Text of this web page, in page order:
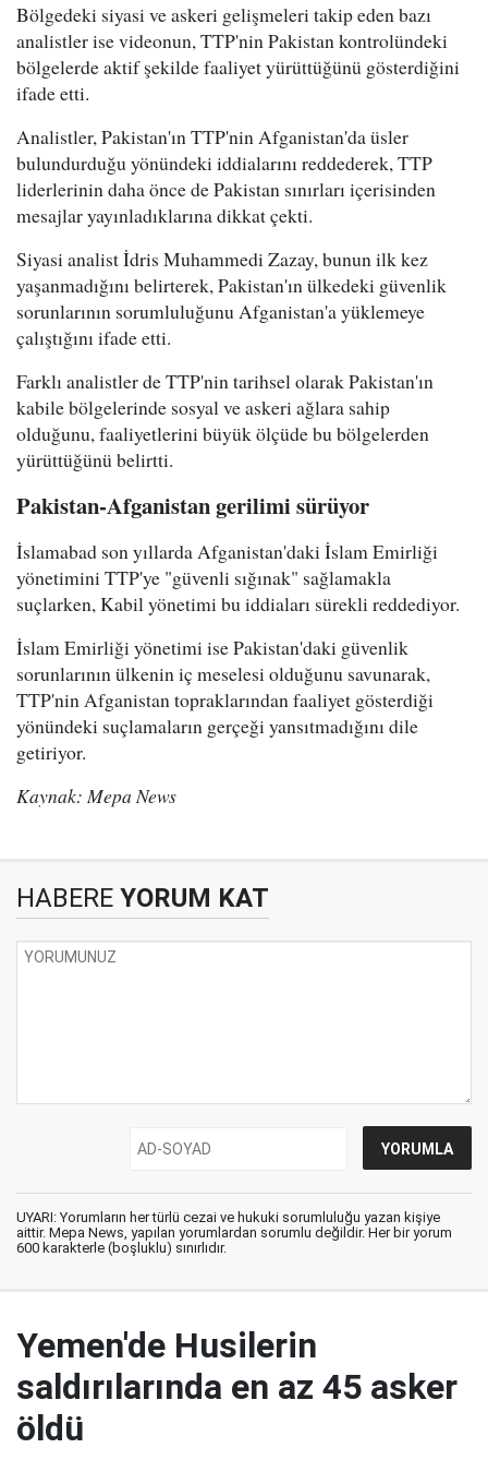
Bölgedeki siyasi ve askeri gelişmeleri takip eden bazı
analistler ise videonun, TTP'nin Pakistan kontrolündeki
bölgelerde aktif şekilde faaliyet yürüttüğünü gösterdiğini
ifade etti.
Analistler, Pakistan'ın TTP'nin Afganistan'da üsler
bulundurduğu yönündeki iddialarını reddederek, TTP
liderlerinin daha önce de Pakistan sınırları içerisinden
mesajlar yayınladıklarına dikkat çekti.
Siyasi analist İdris Muhammedi Zazay, bunun ilk kez
yaşanmadığını belirterek, Pakistan'ın ülkedeki güvenlik
sorunlarının sorumluluğunu Afganistan'a yüklemeye
çalıştığını ifade etti.
Farklı analistler de TTP'nin tarihsel olarak Pakistan'ın
kabile bölgelerinde sosyal ve askeri ağlara sahip
olduğunu, faaliyetlerini büyük ölçüde bu bölgelerden
yürüttüğünü belirtti.
Pakistan-Afganistan gerilimi sürüyor
İslamabad son yıllarda Afganistan'daki İslam Emirliği
yönetimini TTP'ye "güvenli sığınak" sağlamakla
suçlarken, Kabil yönetimi bu iddiaları sürekli reddediyor.
İslam Emirliği yönetimi ise Pakistan'daki güvenlik
sorunlarının ülkenin iç meselesi olduğunu savunarak,
TTP'nin Afganistan topraklarından faaliyet gösterdiği
yönündeki suçlamaların gerçeği yansıtmadığını dile
getiriyor.
Kaynak: Mepa News
HABERE YORUM KAT
UYARI: Yorumların her türlü cezai ve hukuki sorumluluğu yazan kişiye
aittir. Mepa News, yapılan yorumlardan sorumlu değildir. Her bir yorum
600 karakterle (boşluklu) sınırlıdır.
Yemen'de Husilerin
saldırılarında en az 45 asker
öldü